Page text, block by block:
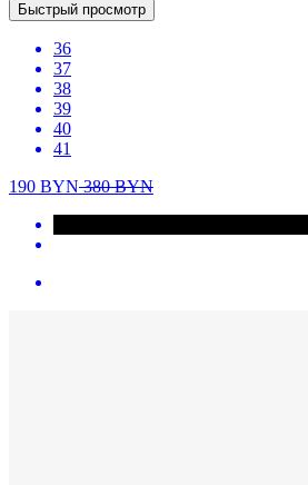
Быстрый просмотр
36
37
38
39
40
41
190 BYN380BYN